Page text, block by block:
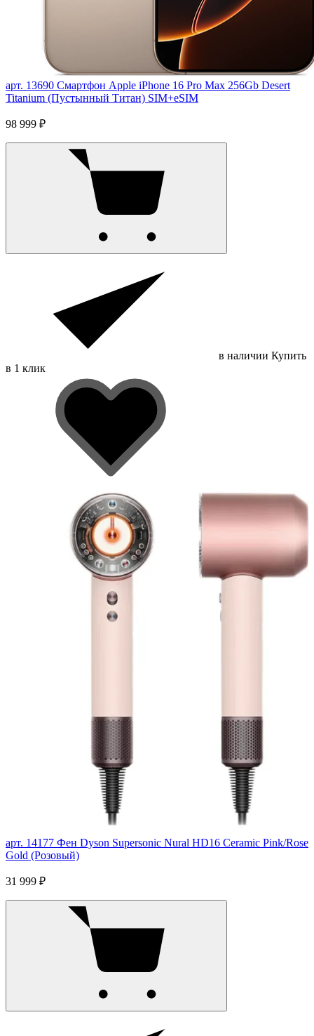
арт. 13690 Смартфон Apple iPhone 16 Pro Max 256Gb Desert
Titanium (Пустынный Титан) SIM+eSIM
98 999 ₽
в наличии Купить
в 1 клик
арт. 14177 Фен Dyson Supersonic Nural HD16 Ceramic Pink/Rose
Gold (Розовый)
31 999 ₽